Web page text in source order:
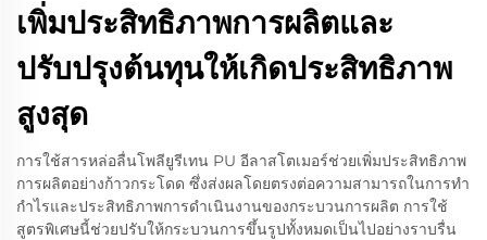
เพิ่มประสิทธิภาพการผลิตและ
ปรับปรุงต้นทุนให้เกิดประสิทธิภาพ
สูงสุด
การใช้สารหล่อลื่นโพลียูรีเทน PU อีลาสโตเมอร์ช่วยเพิ่มประสิทธิภาพ
การผลิตอย่างก้าวกระโดด ซึ่งส่งผลโดยตรงต่อความสามารถในการทำ
กำไรและประสิทธิภาพการดำเนินงานของกระบวนการผลิต การใช้
สูตรพิเศษนี้ช่วยปรับให้กระบวนการขึ้นรูปทั้งหมดเป็นไปอย่างราบรื่น